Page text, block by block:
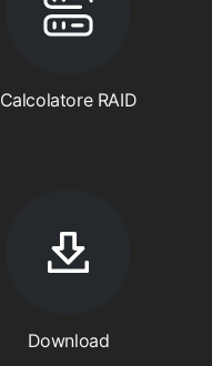
Calcolatore RAID
Download